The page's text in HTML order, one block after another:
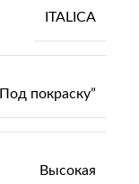
ITALICA
покраску”
Высокая